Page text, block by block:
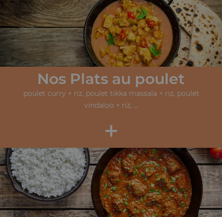
Nos Plats au poulet
poulet curry + riz, poulet tikka massala + riz, poulet
vindaloo + riz, ...
+